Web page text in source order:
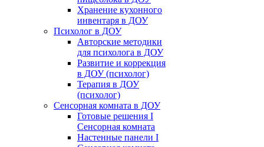
Хранение кухонного
инвентаря в ДОУ
Психолог в ДОУ
Авторские методики
для психолога в ДОУ
Развитие и коррекция
в ДОУ (психолог)
Терапия в ДОУ
(психолог)
Сенсорная комната в ДОУ
Готовые решения I
Сенсорная комната
Настенные панели I